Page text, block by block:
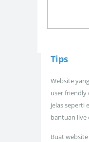
Tips
Website
user
jelas seperti
bantuan live
Buat